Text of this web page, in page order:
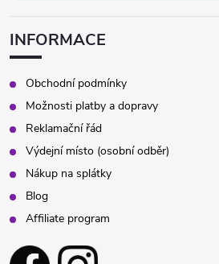
INFORMACE
Obchodní podmínky
Možnosti platby a dopravy
Reklamační řád
Výdejní místo (osobní odběr)
Nákup na splátky
Blog
Affiliate program